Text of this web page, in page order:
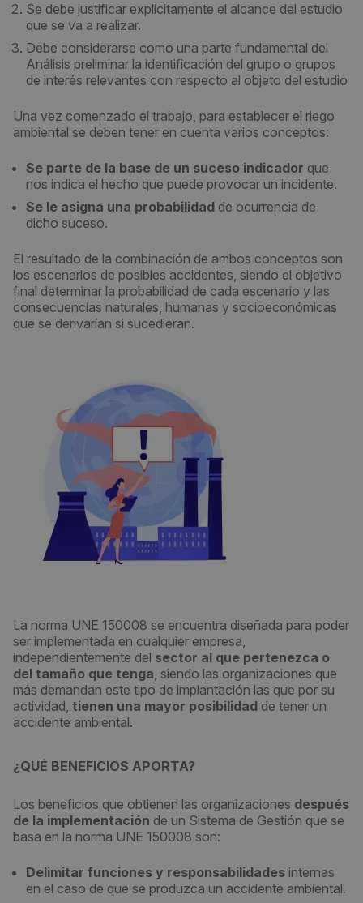
Se debe justificar explícitamente el alcance del estudio
que se va a realizar.
Debe considerarse como una parte fundamental del
Análisis preliminar la identificación del grupo o grupos
de interés relevantes con respecto al objeto del estudio
Una vez comenzado el trabajo, para establecer el riego
ambiental se deben tener en cuenta varios conceptos:
Se parte de la base de un suceso indicador que
nos indica el hecho que puede provocar un incidente.
Se le asigna una probabilidad de ocurrencia de
dicho suceso.
El resultado de la combinación de ambos conceptos son
los escenarios de posibles accidentes, siendo el objetivo
final determinar la probabilidad de cada escenario y las
consecuencias naturales, humanas y socioeconómicas
que se derivarían si sucedieran.
La norma UNE 150008 se encuentra diseñada para poder
ser implementada en cualquier empresa,
independientemente del sector al que pertenezca o
del tamaño que tenga, siendo las organizaciones que
más demandan este tipo de implantación las que por su
actividad, tienen una mayor posibilidad de tener un
accidente ambiental.
¿QUÉ BENEFICIOS APORTA?
Los beneficios que obtienen las organizaciones después
de la implementación de un Sistema de Gestión que se
basa en la norma UNE 150008 son:
Delimitar funciones y responsabilidades internas
en el caso de que se produzca un accidente ambiental.